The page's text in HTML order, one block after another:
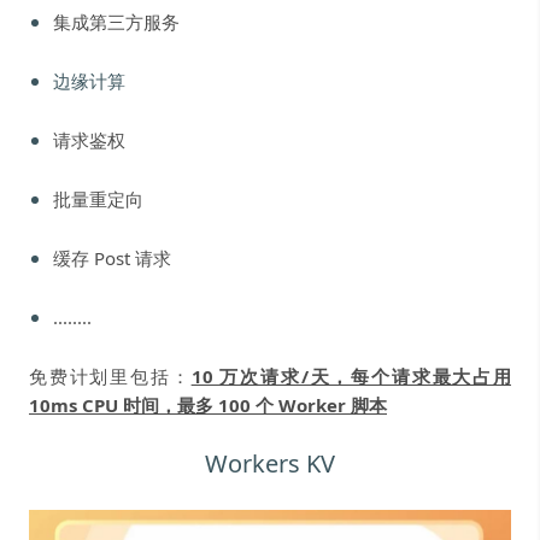
集成第三方服务
边缘计算
请求鉴权
批量重定向
缓存 Post 请求
........
免费计划里包括： 10 万次请求/天，每个请求最大占用
10ms CPU 时间，最多 100 个 Worker 脚本
Workers KV